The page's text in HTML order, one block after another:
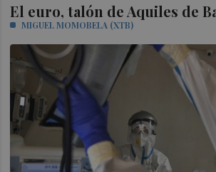
El euro, talón de Aquiles de
MIGUEL MOMOBELA (XTB)